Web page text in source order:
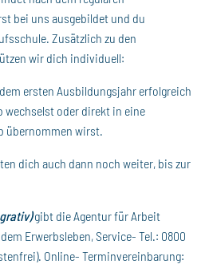
bei uns ausgebildet und du
Zusätzlich zu den
wir dich individuell:
ersten Ausbildungsjahr erfolgreich
oder direkt in eine
übernommen wirst.
dich auch dann noch weiter, bis zur
gibt die Agentur für Arbeit
Erwerbsleben, Service- Tel.: 0800
Online- Terminvereinbarung: